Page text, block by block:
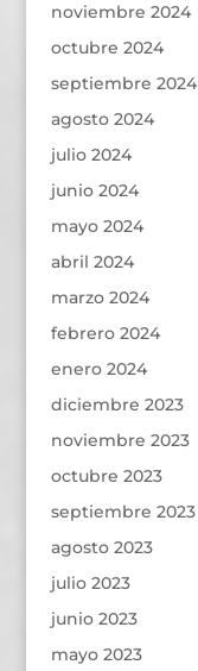
noviembre 2024
octubre 2024
septiembre 2024
agosto 2024
julio 2024
junio 2024
mayo 2024
abril 2024
marzo 2024
febrero 2024
enero 2024
diciembre 2023
noviembre 2023
octubre 2023
septiembre 2023
agosto 2023
julio 2023
junio 2023
mayo 2023